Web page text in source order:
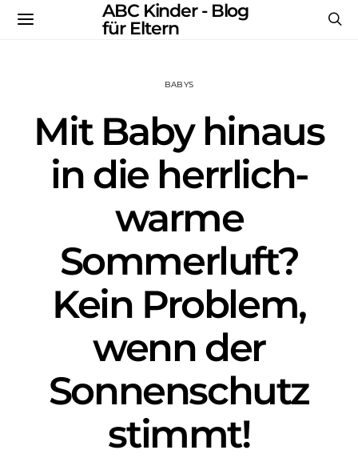
ABC Kinder - Blog
für Eltern
BABYS
Mit Baby hinaus
in die herrlich-
warme
Sommerluft?
Kein Problem,
wenn der
Sonnenschutz
stimmt!